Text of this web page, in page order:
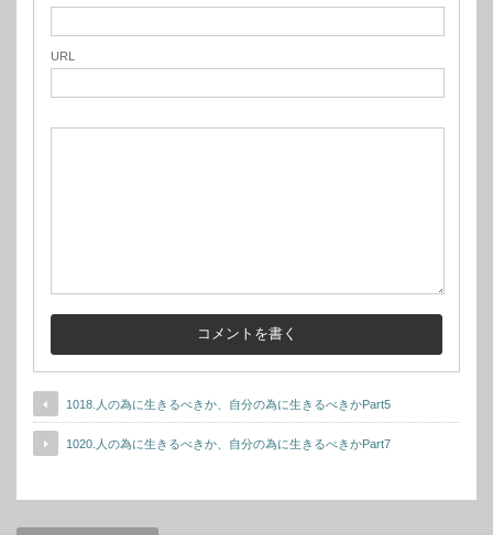
URL
1018.人の為に生きるべきか、自分の為に生きるべきかPart5
1020.人の為に生きるべきか、自分の為に生きるべきかPart7